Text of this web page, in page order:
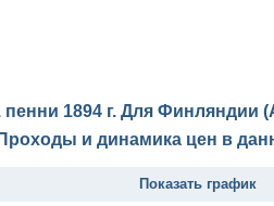
1894 г. Для Финляндии
Проходы и динамика цен в
Показать график